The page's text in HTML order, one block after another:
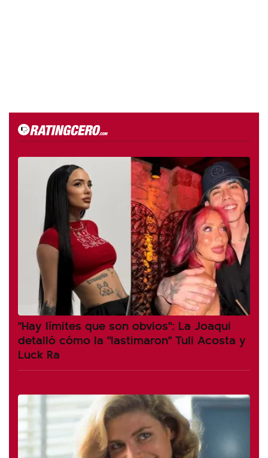
"Hay límites que son obvios": La Joaqui
detalló cómo la "lastimaron" Tuli Acosta y
Luck Ra